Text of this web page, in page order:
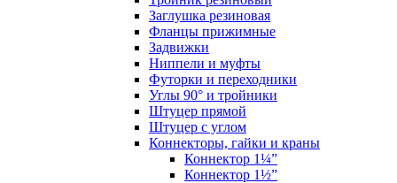
Заглушка резиновая
Фланцы прижимные
Задвижки
Ниппели и муфты
Футорки и переходники
Углы 90° и тройники
Штуцер прямой
Штуцер с углом
Коннекторы, гайки и краны
Коннектор 1¼”
Коннектор 1½”